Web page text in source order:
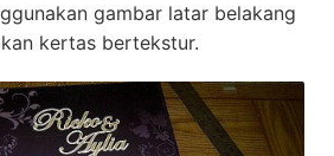
gambar latar belakang
kertas bertekstur.